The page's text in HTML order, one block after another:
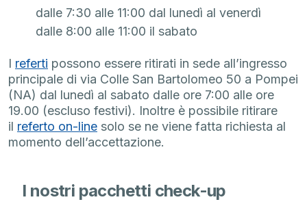
dalle 7:30 alle 11:00 dal lunedì al venerdì
dalle 8:00 alle 11:00 il sabato
I referti possono essere ritirati in sede all’ingresso
principale di via Colle San Bartolomeo 50 a Pompei
(NA) dal lunedì al sabato dalle ore 7:00 alle ore
19.00 (escluso festivi). Inoltre è possibile ritirare
il referto on-line solo se ne viene fatta richiesta al
momento dell’accettazione.
I nostri pacchetti check-up